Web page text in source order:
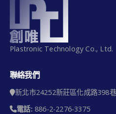
Plastronic Technology Co., Ltd.
聯絡我們
新北市24252新莊區化成路398
電話: 886-2-2276-3375